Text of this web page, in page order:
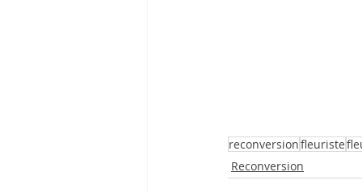
reconversionfleuriste
Reconversion